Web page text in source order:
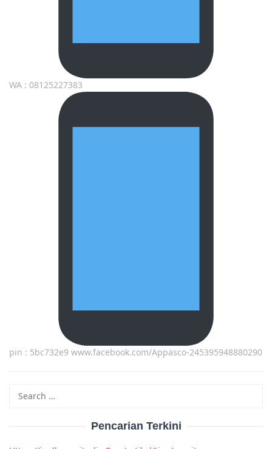
WA : 08125227383
pin : 5bc732e9 www.facebook.com/Appasco-245395948880290
for:
Pencarian Terkini